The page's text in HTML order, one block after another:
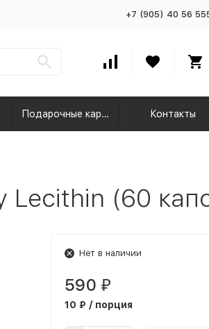
+7 (905) 40 56
Подарочные карты Контакты
Lecithin (60
Нет в наличии
590 ₽
10 ₽ / порция